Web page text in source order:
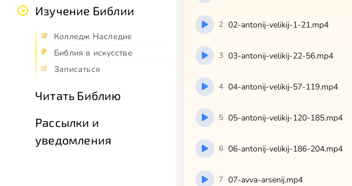
Изучение Библии
Колледж Наследие
Библия в искусстве
Записаться
Читать Библию
Рассылки и
уведомления
2 02-antonij-velikij-1-21.mp4
3 03-antonij-velikij-22-56.mp4
4 04-antonij-velikij-57-119.mp4
5 05-antonij-velikij-120-185.mp4
6 06-antonij-velikij-186-204.mp4
7 07-avva-arsenij.mp4